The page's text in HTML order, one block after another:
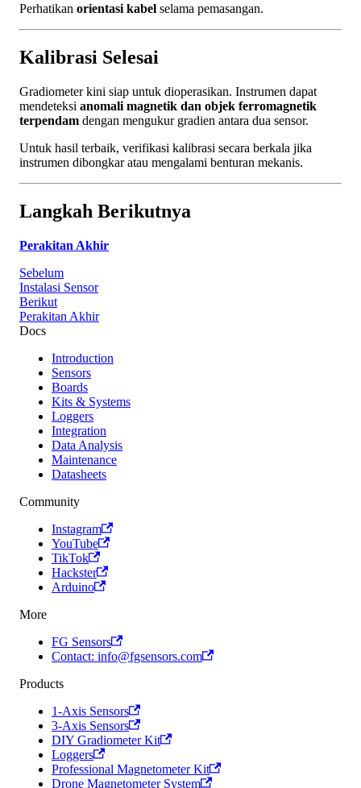
Perhatikan orientasi kabel selama pemasangan.
Kalibrasi Selesai
Gradiometer kini siap untuk dioperasikan. Instrumen dapat
mendeteksi anomali magnetik dan objek ferromagnetik
terpendam dengan mengukur gradien antara dua sensor.
Untuk hasil terbaik, verifikasi kalibrasi secara berkala jika
instrumen dibongkar atau mengalami benturan mekanis.
Langkah Berikutnya
Perakitan Akhir
Sebelum
Instalasi Sensor
Berikut
Perakitan Akhir
Docs
Introduction
Sensors
Boards
Kits & Systems
Loggers
Integration
Data Analysis
Maintenance
Datasheets
Community
Instagram
YouTube
TikTok
Hackster
Arduino
More
FG Sensors
Contact: info@fgsensors.com
Products
1-Axis Sensors
3-Axis Sensors
DIY Gradiometer Kit
Loggers
Professional Magnetometer Kit
Drone Magnetometer System